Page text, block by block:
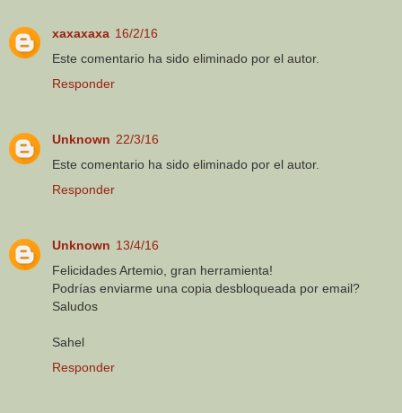
xaxaxaxa 16/2/16
Este comentario ha sido eliminado por el autor.
Responder
Unknown 22/3/16
Este comentario ha sido eliminado por el autor.
Responder
Unknown 13/4/16
Felicidades Artemio, gran herramienta!
Podrías enviarme una copia desbloqueada por email?
Saludos
Sahel
Responder